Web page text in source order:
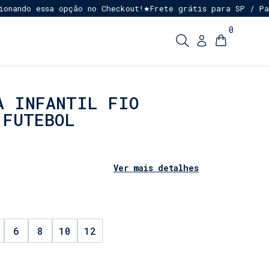
essa opção no Checkout!★Frete grátis para SP / Para
0
INFANTIL FIO
Ver mais detalhes
6 8 10 12